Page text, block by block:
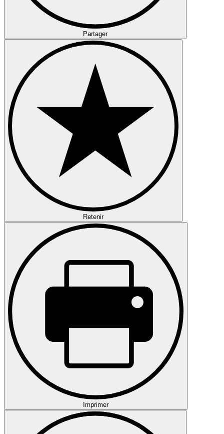
Partager
Retenir
Imprimer